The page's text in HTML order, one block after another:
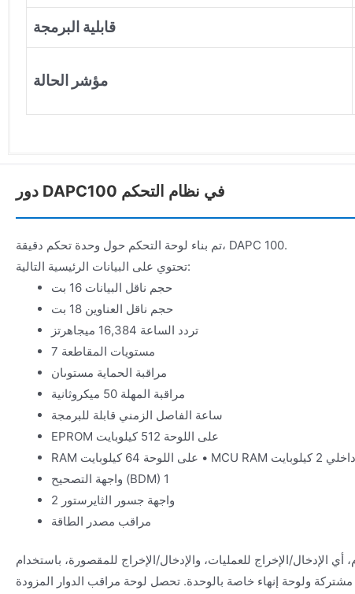
قابلية البرمجة
مؤشر الحالة
دور DAPC100 في نظام التحكم
تم بناء لوحة التحكم حول وحدة تحكم دقيقة، DAPC 100.
تحتوي على البيانات الرئيسية التالية:
حجم ناقل البيانات 16 بت
حجم ناقل العناوين 18 بت
تردد الساعة 16,384 ميجاهرتز
مستويات المقاطعة 7
مراقبة الحماية مستوىان
مراقبة المهلة 50 ميكروثانية
ساعة الفاصل الزمني قابلة للبرمجة
EPROM على اللوحة 512 كيلوبايت
RAM على اللوحة 64 كيلوبايت • MCU RAM داخلي 2 كيلوبايت
واجهة التصحيح (BDM) 1
واجهة جسور الثايرستور 2
مراقب مصدر الطاقة
الإدخال/الإخراج للعمليات، والإدخال/الإخراج للمقصورة، باستخدام
ولوحة إنهاء خاصة بالوحدة. تحصل لوحة مراقب الدوار المزودة